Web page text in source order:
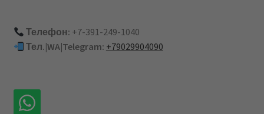
Телефон: +7-391-249-1040
Тел.|WA|Telegram: +79029904090